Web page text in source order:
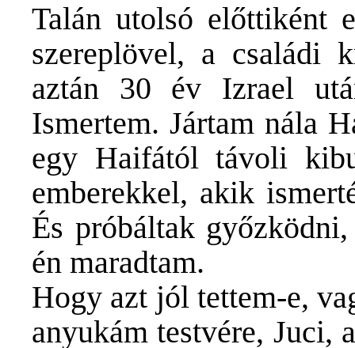
Talán utolsó előttiként
szereplövel, a családi
aztán 30 év Izrael
Ismertem. Jártam nála
egy Haifától távoli
emberekkel, akik
És próbáltak
én maradtam.
Hogy azt jól tettem-e,
anyukám testvére, Juci,